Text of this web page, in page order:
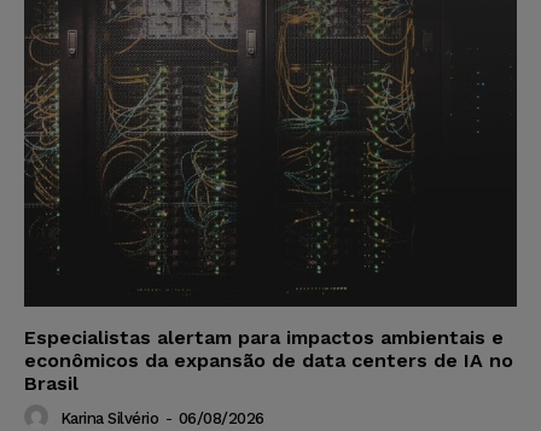
Especialistas alertam para impactos ambientais e
econômicos da expansão de data centers de IA no
Brasil
Karina Silvério - 06/08/2026